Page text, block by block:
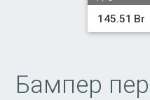
145.51 Br
Бампер